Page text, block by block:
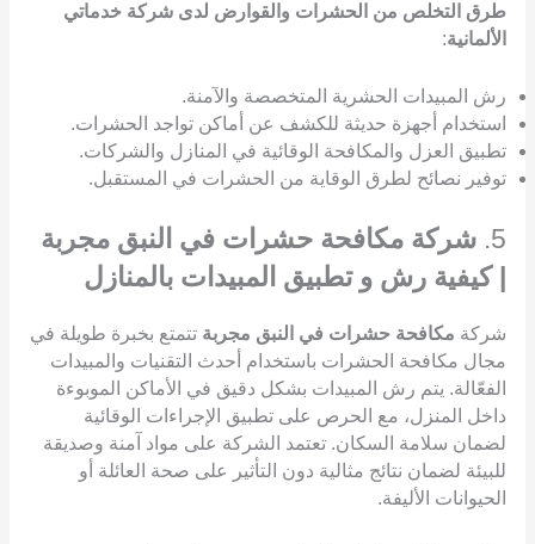
طرق التخلص من الحشرات والقوارض لدى شركة خدماتي
الألمانية:
رش المبيدات الحشرية المتخصصة والآمنة.
استخدام أجهزة حديثة للكشف عن أماكن تواجد الحشرات.
تطبيق العزل والمكافحة الوقائية في المنازل والشركات.
توفير نصائح لطرق الوقاية من الحشرات في المستقبل.
5. شركة مكافحة حشرات في النبق مجربة
| كيفية رش و تطبيق المبيدات بالمنازل
شركة مكافحة حشرات في النبق مجربة تتمتع بخبرة طويلة في
مجال مكافحة الحشرات باستخدام أحدث التقنيات والمبيدات
الفعّالة. يتم رش المبيدات بشكل دقيق في الأماكن الموبوءة
داخل المنزل، مع الحرص على تطبيق الإجراءات الوقائية
لضمان سلامة السكان. تعتمد الشركة على مواد آمنة وصديقة
للبيئة لضمان نتائج مثالية دون التأثير على صحة العائلة أو
الحيوانات الأليفة.